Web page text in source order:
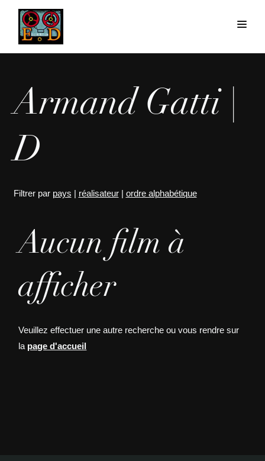
Armand Gatti |
D
Filtrer par pays | réalisateur| ordre alphabétique
Aucun film à
afficher
Veuillez effectuer une autre recherche ou vous rendre sur
la page d'accueil